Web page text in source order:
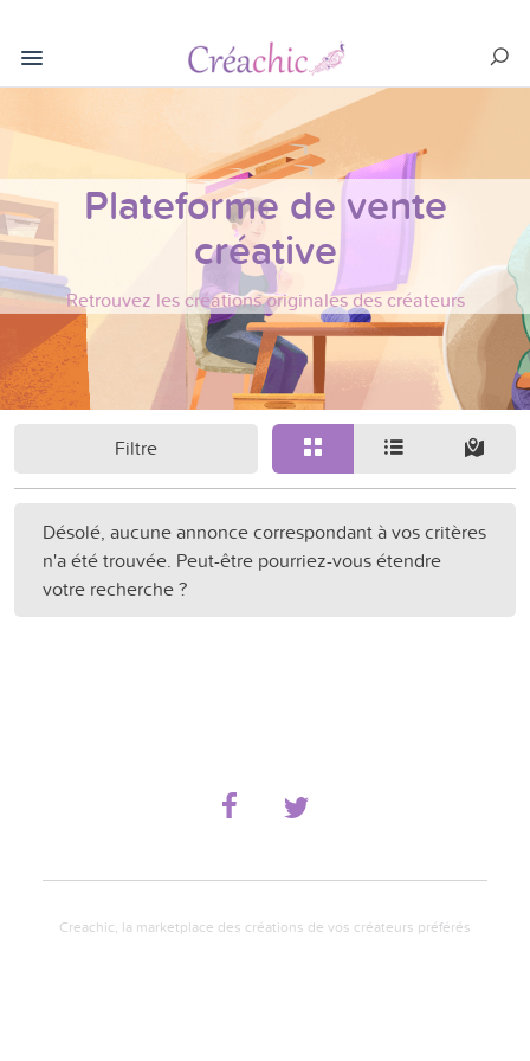
Plateforme de vente
créative
Retrouvez les créations originales des créateurs
Filtre
Désolé, aucune annonce correspondant à vos critères
n'a été trouvée. Peut-être pourriez-vous étendre
votre recherche ?
Creachic, la marketplace des créations de vos créateurs préférés